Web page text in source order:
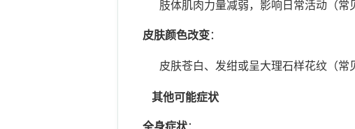
肢体肌肉力量减弱，影响日常活动（常
皮肤颜色改变：
皮肤苍白、发绀或呈大理石样花纹（常
其他可能症状
全身症状：